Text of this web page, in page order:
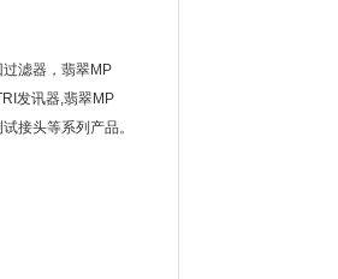
过滤器，翡翠MP
发讯器,翡翠MP
接头等系列产品。